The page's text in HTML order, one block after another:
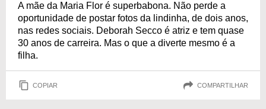
A mãe da Maria Flor é superbabona. Não perde a
oportunidade de postar fotos da lindinha, de dois anos,
nas redes sociais. Deborah Secco é atriz e tem quase
30 anos de carreira. Mas o que a diverte mesmo é a
filha.
COPIAR COMPARTILHAR